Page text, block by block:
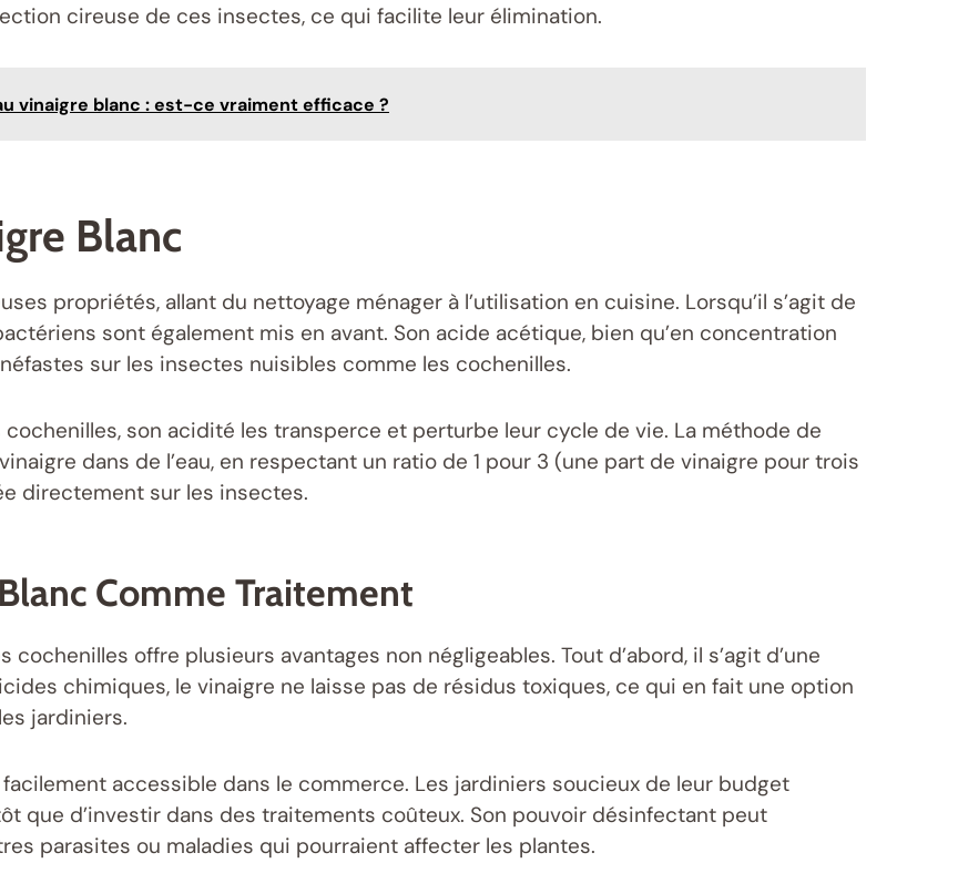
cireuse de ces insectes, ce qui facilite leur élimination.
vinaigre blanc : est-ce vraiment efficace ?
Blanc
propriétés, allant du nettoyage ménager à l’utilisation en cuisine. Lorsqu’il s’agit de
sont également mis en avant. Son acide acétique, bien qu’en concentration
sur les insectes nuisibles comme les cochenilles.
son acidité les transperce et perturbe leur cycle de vie. La méthode de
dans de l’eau, en respectant un ratio de 1 pour 3 (une part de vinaigre pour trois
directement sur les insectes.
Comme Traitement
offre plusieurs avantages non négligeables. Tout d’abord, il s’agit d’une
chimiques, le vinaigre ne laisse pas de résidus toxiques, ce qui en fait une option
jardiniers.
accessible dans le commerce. Les jardiniers soucieux de leur budget
que d’investir dans des traitements coûteux. Son pouvoir désinfectant peut
parasites ou maladies qui pourraient affecter les plantes.